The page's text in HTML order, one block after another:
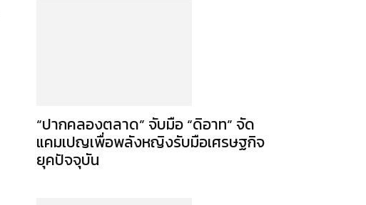
“ปากคลองตลาด” จับมือ “ดิอาท” จัด
แคมเปญเพื่อพลังหญิงรับมือเศรษฐกิจ
ยุคปัจจุบัน